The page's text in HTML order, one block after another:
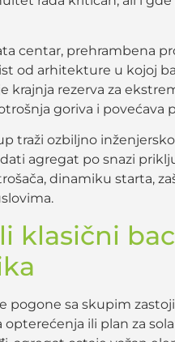
centar, prehrambena
od arhitekture u kojoj
krajnja rezerva za
goriva i povećava
traži ozbiljno
agregat po snazi
dinamiku starta,
klasični
pogone sa skupim
opterećenja ili plan za